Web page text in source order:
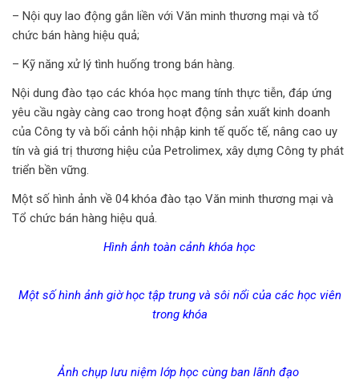
– Nội quy lao động gắn liền với Văn minh thương mại và tổ
chức bán hàng hiệu quả;
– Kỹ năng xử lý tình huống trong bán hàng.
Nội dung đào tạo các khóa học mang tính thực tiễn, đáp ứng
yêu cầu ngày càng cao trong hoạt động sản xuất kinh doanh
của Công ty và bối cảnh hội nhập kinh tế quốc tế, nâng cao uy
tín và giá trị thương hiệu của Petrolimex, xây dựng Công ty phát
triển bền vững.
Một số hình ảnh về 04 khóa đào tạo Văn minh thương mại và
Tổ chức bán hàng hiệu quả.
Hình ảnh toàn cảnh khóa học
Một số hình ảnh giờ học tập trung và sôi nổi của các học viên
trong khóa
Ảnh chụp lưu niệm lớp học cùng ban lãnh đạo